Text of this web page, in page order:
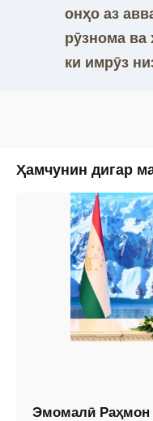
онҳо аз
рӯзнома ва
ки имрӯз
Ҳамчунин дигар
Эмомалӣ Раҳмон